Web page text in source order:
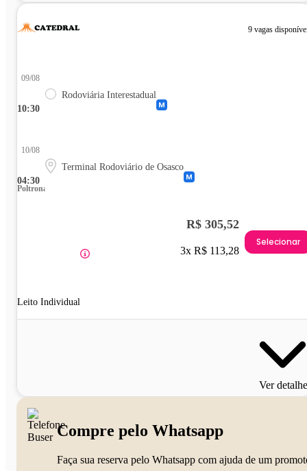
9 vagas
10:30
09/08
Rodoviária Interestadual
04:30
10/08
Terminal Rodoviário de Osasco
Poltrona
Leito Individual
R$ 305,52
3x R$ 113,28
Selecionar
Ver
Compre pelo Whatsapp
Faça sua reserva pelo Whatsapp com ajuda de um